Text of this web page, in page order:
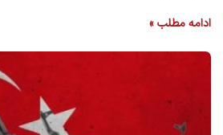
ادامه مطلب »